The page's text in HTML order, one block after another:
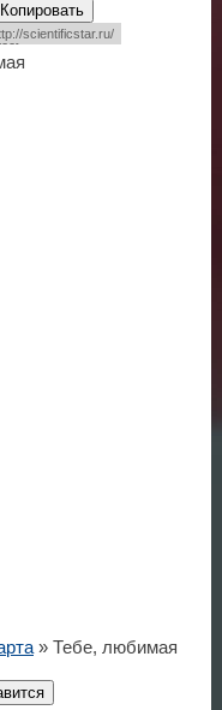
Копировать
» Тебе, любимая